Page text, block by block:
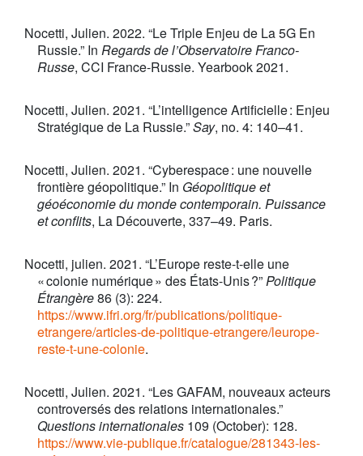
Nocetti, Julien. 2022. “Le Triple Enjeu de La 5G En
Russie.” In Regards de l’Observatoire Franco-
Russe, CCI France-Russie. Yearbook 2021.
Nocetti, Julien. 2021. “L’intelligence Artificielle : Enjeu
Stratégique de La Russie.”Say, no. 4: 140–41.
Nocetti, Julien. 2021. “Cyberespace : une nouvelle
frontière géopolitique.” In Géopolitique et
géoéconomie du monde contemporain. Puissance
et conflits, La Découverte, 337–49. Paris.
Nocetti, julien. 2021. “L’Europe reste-t-elle une
« colonie numérique » des États-Unis ?”Politique
Étrangère86 (3): 224.
https://www.ifri.org/fr/publications/politique-
etrangere/articles-de-politique-etrangere/leurope-
reste-t-une-colonie.
Nocetti, Julien. 2021. “Les GAFAM, nouveaux acteurs
controversés des relations internationales.”
Questions internationales 109 (October): 128.
https://www.vie-publique.fr/catalogue/281343-les-